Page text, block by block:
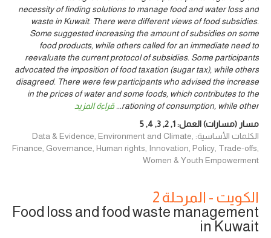
necessity of finding solutions to manage food and water loss and
waste in Kuwait. There were different views of food subsidies.
Some suggested increasing the amount of subsidies on some
food products, while others called for an immediate need to
reevaluate the current protocol of subsidies. Some participants
advocated the imposition of food taxation (sugar tax), while others
disagreed. There were few participants who advised the increase
in the prices of water and some foods, which contributes to the
rationing of consumption, while other
... قراءة المزيد
مسار (مسارات) العمل:1
,
2
,
3
,
4
,
5
الكلمات الأساسية: Data & Evidence, Environment and Climate,
Finance, Governance, Human rights, Innovation, Policy, Trade-offs,
Women & Youth Empowerment
الكويت - المرحلة 2
Food loss and food waste management
in Kuwait